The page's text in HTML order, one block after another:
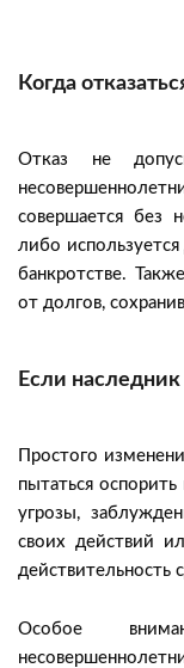
Когда
Отказ не
совершается без
либо
банкротстве.
от долгов,
Если
Простого
пытаться
угрозы,
своих действий
действительность
Особое